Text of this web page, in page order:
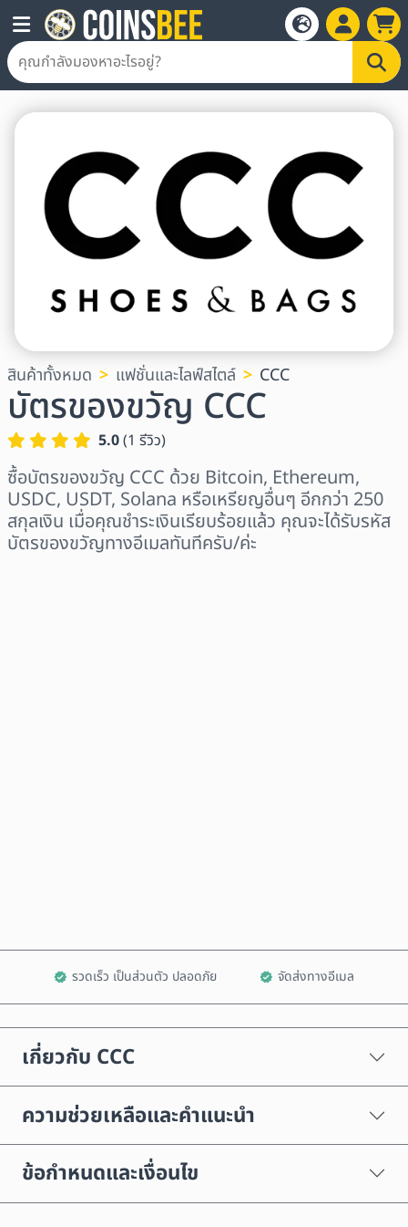
สินค้าทั้งหมด แฟชั่นและไลฟ์สไตล์ CCC
บัตรของขวัญ CCC
5.0(1 รีวิว)
ซื้อบัตรของขวัญ CCC ด้วย Bitcoin, Ethereum,
USDC, USDT, Solana หรือเหรียญอื่นๆ อีกกว่า 250
สกุลเงิน เมื่อคุณชำระเงินเรียบร้อยแล้ว คุณจะได้รับรหัส
บัตรของขวัญทางอีเมลทันทีครับ/ค่ะ
รวดเร็ว เป็นส่วนตัว ปลอดภัย จัดส่งทางอีเมล
เกี่ยวกับ CCC
ความช่วยเหลือและคำแนะนำ
ข้อกำหนดและเงื่อนไข